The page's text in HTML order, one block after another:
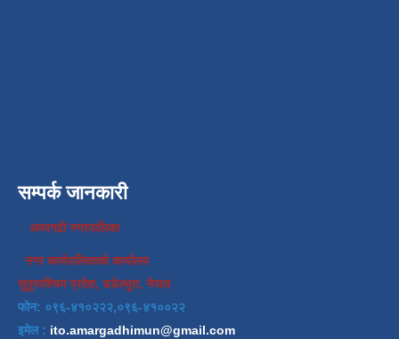
सम्पर्क जानकारी
अमरगढी नगरपालिका
नगर कार्यपालिकाको कार्यालय
सुदुरपश्चिम प्रदेश, डडेल्धुरा, नेपाल
फोन: ०९६-४१०२२२,०९६-४१००२२
इमेल : ito.amargadhimun@gmail.com